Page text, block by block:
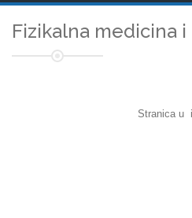
Fizikalna medicina
Stranica u